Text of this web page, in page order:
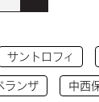
サントロフィ
ランザ 中西